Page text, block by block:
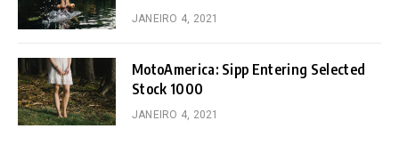
JANEIRO 4, 2021
MotoAmerica: Sipp Entering Selected
Stock 1000
JANEIRO 4, 2021